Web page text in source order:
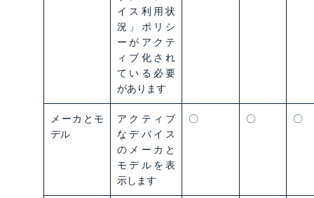
イス利用状
況」ポリシ
ーがアクテ
ィブ化され
ている必要
があります
メーカとモ
デル
アクティブ
なデバイス
のメーカと
モデルを表
示します
〇 〇 〇